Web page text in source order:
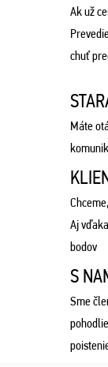
Ak už
chuť
Máte
Aj
bodov
S
Sme